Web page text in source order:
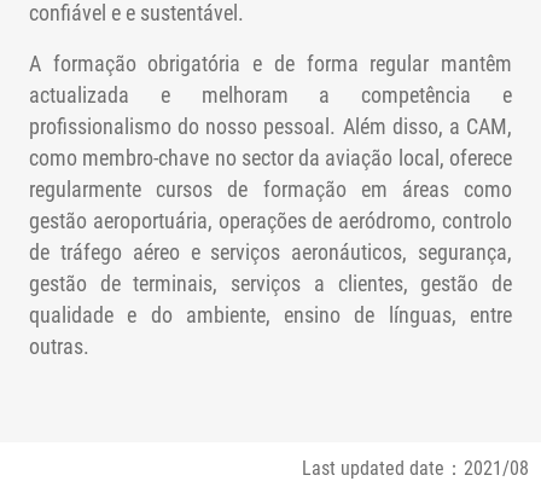
confiável e e sustentável.
A formação obrigatória e de forma regular mantêm
actualizada e melhoram a competência e
profissionalismo do nosso pessoal. Além disso, a CAM,
como membro-chave no sector da aviação local, oferece
regularmente cursos de formação em áreas como
gestão aeroportuária, operações de aeródromo, controlo
de tráfego aéreo e serviços aeronáuticos, segurança,
gestão de terminais, serviços a clientes, gestão de
qualidade e do ambiente, ensino de línguas, entre
outras.
Last updated date：2021/08